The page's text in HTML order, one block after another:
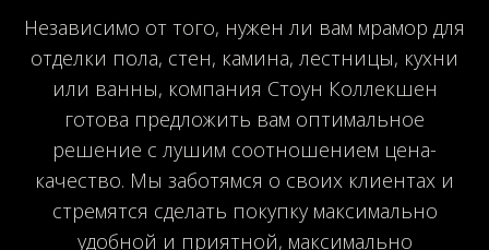
Независимо от того, нужен ли вам мрамор для
отделки пола, стен, камина, лестницы, кухни
или ванны, компания Стоун Коллекшен
готова предложить вам оптимальное
решение с лушим соотношением цена-
качество. Мы заботямся о своих клиентах и
стремятся сделать покупку максимально
удобной и приятной, максимально